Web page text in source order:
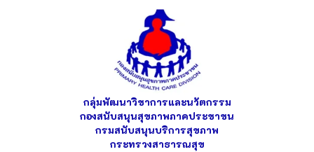
กลุ่มพัฒนาวิชาการและนวัตกรรม
กองสนับสนุนสุขภาพภาคประชาชน
กรมสนับสนุนบริการสุขภาพ
กระทรวงสาธารณสุข